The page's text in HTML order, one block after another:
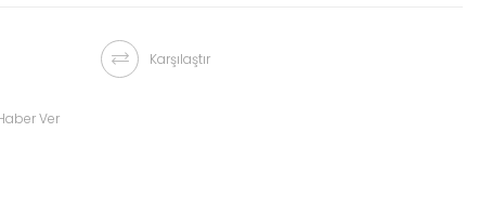
Karşılaştır
Ver